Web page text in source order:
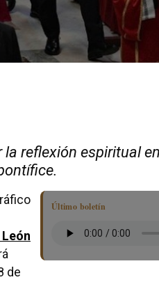
reflexión espiritual
Último boletín
León
de